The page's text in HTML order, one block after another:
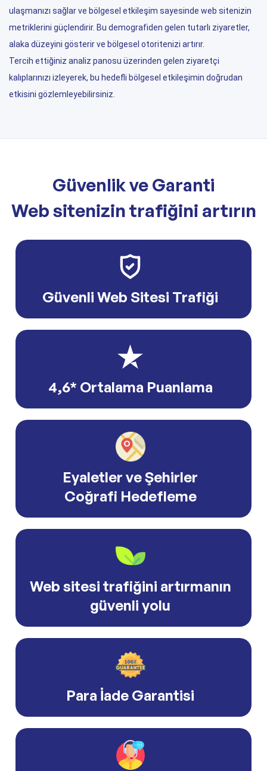
ulaşmanızı sağlar ve bölgesel etkileşim sayesinde web sitenizin
metriklerini güçlendirir. Bu demografiden gelen tutarlı ziyaretler,
alaka düzeyini gösterir ve bölgesel otoritenizi artırır.
Tercih ettiğiniz analiz panosu üzerinden gelen ziyaretçi
kalıplarınızı izleyerek, bu hedefli bölgesel etkileşimin doğrudan
etkisini gözlemleyebilirsiniz.
Güvenlik ve Garanti
Web sitenizin trafiğini artırın
Güvenli Web Sitesi Trafiği
4,6* Ortalama Puanlama
Eyaletler ve Şehirler
Coğrafi Hedefleme
Web sitesi trafiğini artırmanın
güvenli yolu
Para İade Garantisi